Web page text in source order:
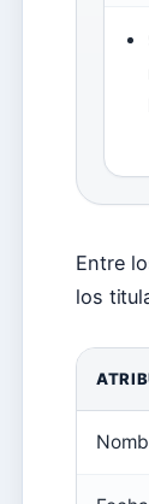
Entre
los